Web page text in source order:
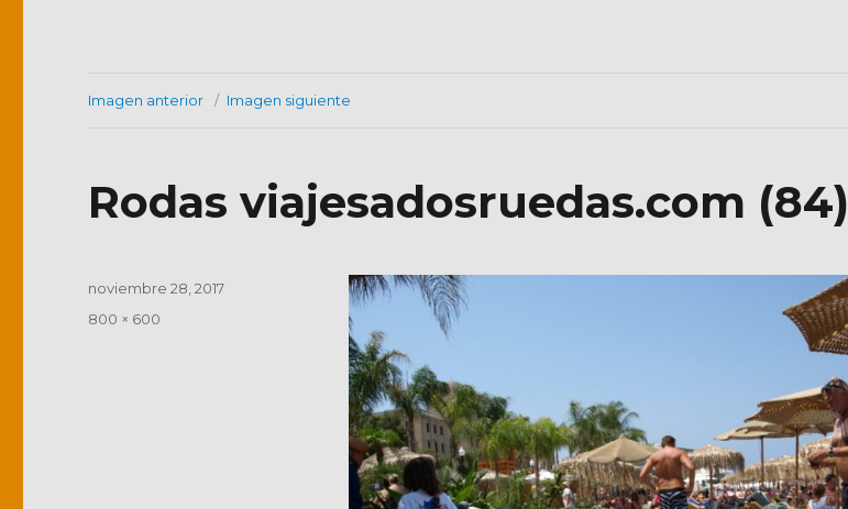
Imagen anterior Imagen siguiente
Rodas viajesadosruedas.com (84)
Publicado
noviembre 28, 2017
Tamaño
800 × 600